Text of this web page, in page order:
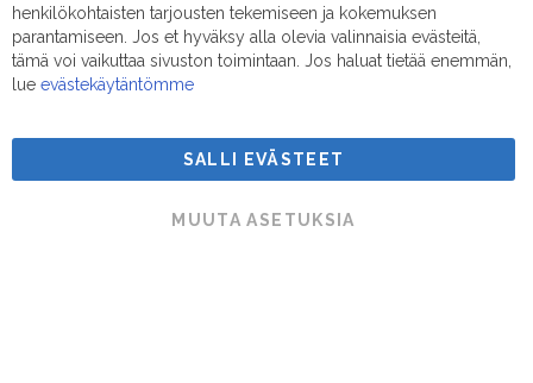
Sähköposti:myynti@suodatinmestarit.fi
Suodatinmestarit © 2026
henkilökohtaisten tarjousten tekemiseen ja kokemuksen
parantamiseen. Jos et hyväksy alla olevia valinnaisia evästeitä,
tämä voi vaikuttaa sivuston toimintaan. Jos haluat tietää enemmän,
lue evästekäytäntömme
SALLI EVÄSTEET
MUUTA ASETUKSIA